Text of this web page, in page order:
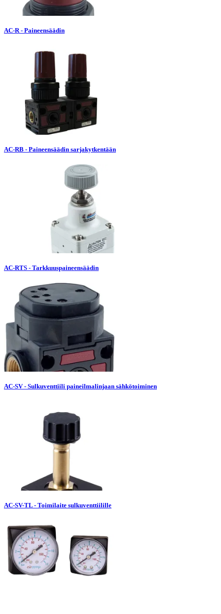
AC-R - Paineensäädin
AC-RB - Paineensäädin sarjakytkentään
AC-RTS - Tarkkuuspaineensäädin
AC-SV - Sulkuventtiili paineilmalinjaan sähkötoiminen
AC-SV-TL - Toimilaite sulkuventtiilille